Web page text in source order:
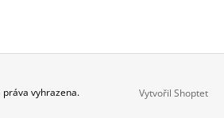
C
P
Vytvořil Shoptet
práva vyhrazena.